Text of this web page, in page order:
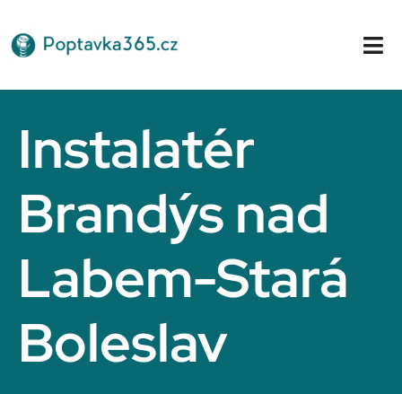
na
obsah
Instalatér
Brandýs nad
Labem-Stará
Boleslav